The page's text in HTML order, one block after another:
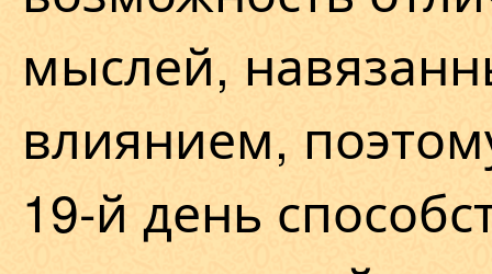
мыслей,
влиянием,
19-й день